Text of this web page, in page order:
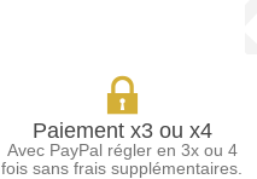
Paiement x3 ou x4
Avec PayPal régler en 3x ou 4
fois sans frais supplémentaires.